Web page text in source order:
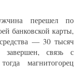
перешел по
банковской карты,
— 30 тысяч
связь с
магнитогорец